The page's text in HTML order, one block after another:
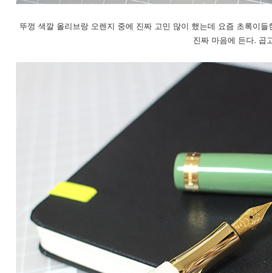
뚜껑 색깔 올리브랑 오렌지 중에 진짜 고민 많이 했는데 요즘 초록이
진짜 마음에 든다. 곱